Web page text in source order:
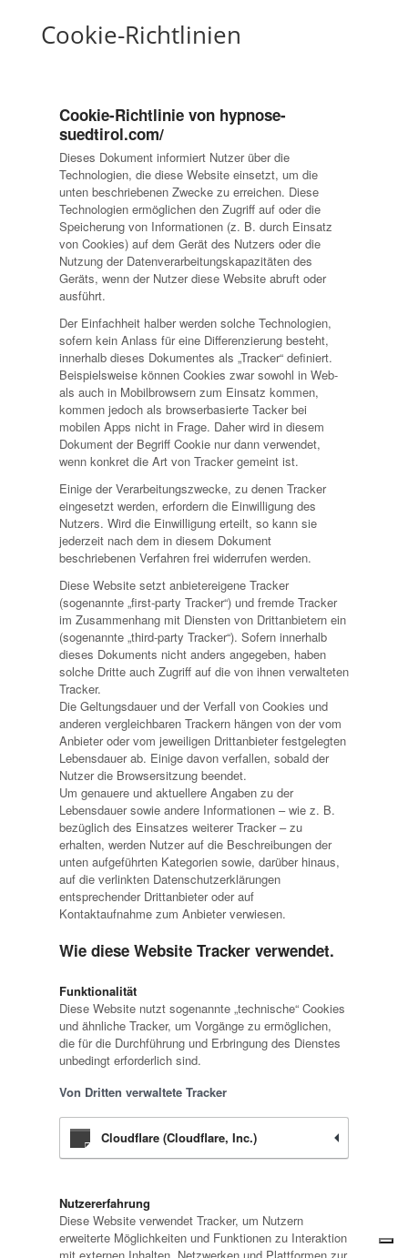
Cookie-Richtlinien
Cookie-Richtlinie von hypnose-
suedtirol.com/
Dieses Dokument informiert Nutzer über die
Technologien, die diese Website einsetzt, um die
unten beschriebenen Zwecke zu erreichen. Diese
Technologien ermöglichen den Zugriff auf oder die
Speicherung von Informationen (z. B. durch Einsatz
von Cookies) auf dem Gerät des Nutzers oder die
Nutzung der Datenverarbeitungskapazitäten des
Geräts, wenn der Nutzer diese Website abruft oder
ausführt.
Der Einfachheit halber werden solche Technologien,
sofern kein Anlass für eine Differenzierung besteht,
innerhalb dieses Dokumentes als „Tracker“ definiert.
Beispielsweise können Cookies zwar sowohl in Web-
als auch in Mobilbrowsern zum Einsatz kommen,
kommen jedoch als browserbasierte Tacker bei
mobilen Apps nicht in Frage. Daher wird in diesem
Dokument der Begriff Cookie nur dann verwendet,
wenn konkret die Art von Tracker gemeint ist.
Einige der Verarbeitungszwecke, zu denen Tracker
eingesetzt werden, erfordern die Einwilligung des
Nutzers. Wird die Einwilligung erteilt, so kann sie
jederzeit nach dem in diesem Dokument
beschriebenen Verfahren frei widerrufen werden.
Diese Website setzt anbietereigene Tracker
(sogenannte „first-party Tracker“) und fremde Tracker
im Zusammenhang mit Diensten von Drittanbietern ein
(sogenannte „third-party Tracker“). Sofern innerhalb
dieses Dokuments nicht anders angegeben, haben
solche Dritte auch Zugriff auf die von ihnen verwalteten
Tracker.
Die Geltungsdauer und der Verfall von Cookies und
anderen vergleichbaren Trackern hängen von der vom
Anbieter oder vom jeweiligen Drittanbieter festgelegten
Lebensdauer ab. Einige davon verfallen, sobald der
Nutzer die Browsersitzung beendet.
Um genauere und aktuellere Angaben zu der
Lebensdauer sowie andere Informationen – wie z. B.
bezüglich des Einsatzes weiterer Tracker – zu
erhalten, werden Nutzer auf die Beschreibungen der
unten aufgeführten Kategorien sowie, darüber hinaus,
auf die verlinkten Datenschutzerklärungen
entsprechender Drittanbieter oder auf
Kontaktaufnahme zum Anbieter verwiesen.
Wie diese Website Tracker verwendet.
Funktionalität
Diese Website nutzt sogenannte „technische“ Cookies
und ähnliche Tracker, um Vorgänge zu ermöglichen,
die für die Durchführung und Erbringung des Dienstes
unbedingt erforderlich sind.
Von Dritten verwaltete Tracker
Cloudflare (Cloudflare, Inc.)
Nutzererfahrung
Diese Website verwendet Tracker, um Nutzern
erweiterte Möglichkeiten und Funktionen zu Interaktion